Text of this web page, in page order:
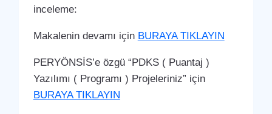
inceleme:
Makalenin devamı için BURAYA TIKLAYIN
PERYÖNSİS’e özgü “PDKS ( Puantaj )
Yazılımı ( Programı ) Projeleriniz” için
BURAYA TIKLAYIN